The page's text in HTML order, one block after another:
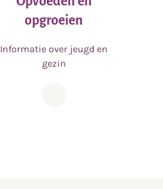
opgroeien
Informatie over jeugd en
gezin